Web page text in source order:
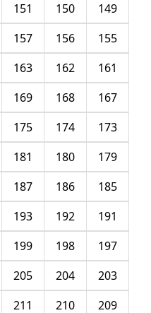
149
150
151
155
156
157
161
162
163
167
168
169
173
174
175
179
180
181
185
186
187
191
192
193
197
198
199
203
204
205
209
210
211